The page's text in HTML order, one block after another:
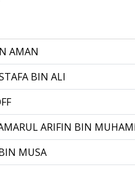
AMAN
BIN ALI
ARIFIN BIN
MUSA